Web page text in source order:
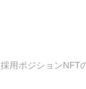
採用ポジションNFT